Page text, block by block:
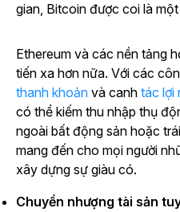
gian, Bitcoin được coi là
Ethereum và các nền tảng
tiến xa hơn nữa. Với các
thanh khoản và canh tác lợi
có thể kiếm thu nhập thụ
ngoài bất động sản hoặc
mang đến cho mọi người
xây dựng sự giàu có.
Chuyển nhượng tài sản